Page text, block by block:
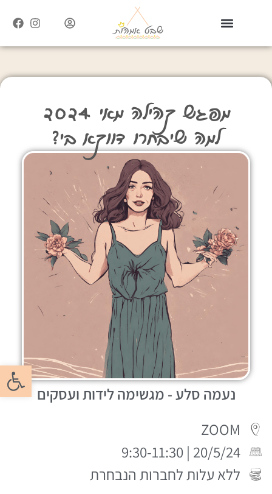
פתח
מפגש קהילה מאי 2024
למה שיבחרו דווקא בי?
נעמה סלע - מגשימה לידות ועסקים
ZOOM
20/5/24 | 9:30-11:30
ללא עלות לחברות הנבחרת